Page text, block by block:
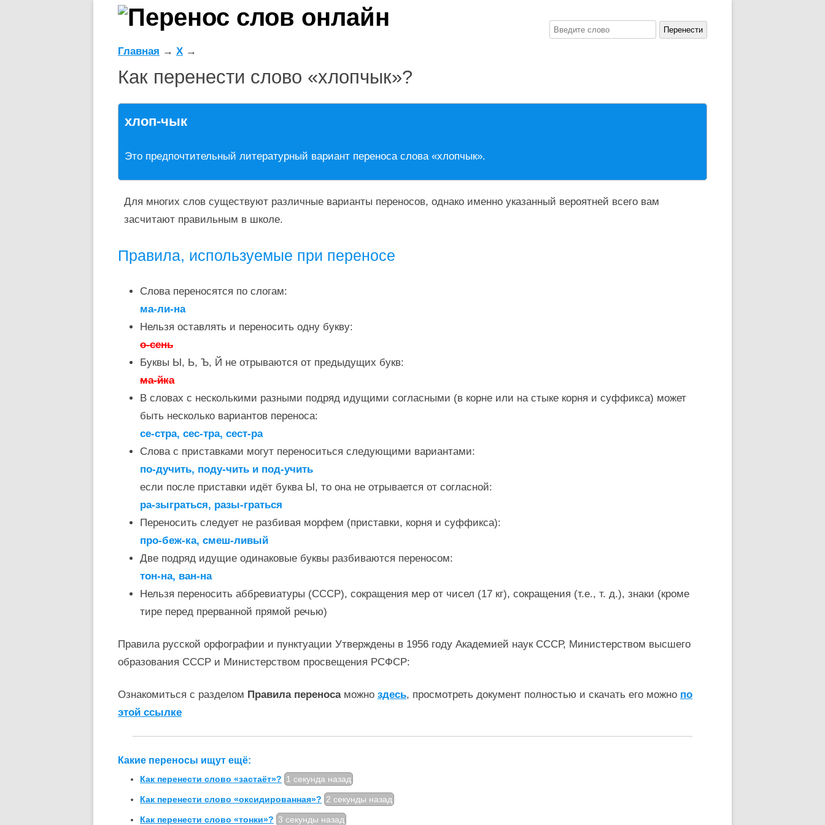
Главная → Х →
Как перенести слово «хлопчык»?
хлоп-чык
Это предпочтительный литературный вариант переноса слова «хлопчык».
Для многих слов существуют различные варианты переносов, однако именно указанный вероятней всего вам
засчитают правильным в школе.
Правила, используемые при переносе
Слова переносятся по слогам:
ма-ли-на
Нельзя оставлять и переносить одну букву:
о-сень
Буквы Ы, Ь, Ъ, Й не отрываются от предыдущих букв:
ма-йка
В словах с несколькими разными подряд идущими согласными (в корне или на стыке корня и суффикса) может
быть несколько вариантов переноса:
се-стра, сес-тра, сест-ра
Слова с приставками могут переноситься следующими вариантами:
по-дучить, поду-чить и под-учить
если после приставки идёт буква Ы, то она не отрывается от согласной:
ра-зыграться, разы-граться
Переносить следует не разбивая морфем (приставки, корня и суффикса):
про-беж-ка, смеш-ливый
Две подряд идущие одинаковые буквы разбиваются переносом:
тон-на, ван-на
Нельзя переносить аббревиатуры (СССР), сокращения мер от чисел (17 кг), сокращения (т.е., т. д.), знаки (кроме
тире перед прерванной прямой речью)
Правила русской орфографии и пунктуации Утверждены в 1956 году Академией наук СССР, Министерством высшего
образования СССР и Министерством просвещения РСФСР:
Ознакомиться с разделом Правила переносаможно здесь, просмотреть документ полностью и скачать его можно по
этой ссылке
Какие переносы ищут ещё:
Как перенести слово «застаëт»? 1 секунда назад
Как перенести слово «оксидированная»? 2 секунды назад
Как перенести слово «тонки»? 3 секунды назад